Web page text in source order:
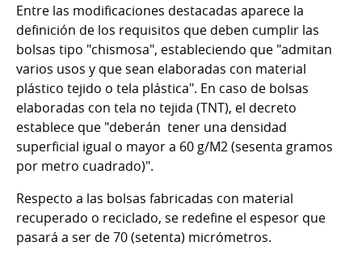
Entre las modificaciones destacadas aparece la
definición de los requisitos que deben cumplir las
bolsas tipo "chismosa", estableciendo que "admitan
varios usos y que sean elaboradas con material
plástico tejido o tela plástica". En caso de bolsas
elaboradas con tela no tejida (TNT), el decreto
establece que "deberán tener una densidad
superficial igual o mayor a 60 g/M2 (sesenta gramos
por metro cuadrado)".
Respecto a las bolsas fabricadas con material
recuperado o reciclado, se redefine el espesor que
pasará a ser de 70 (setenta) micrómetros.